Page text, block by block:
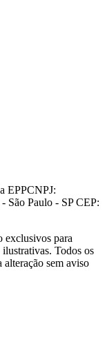
EPPCNPJ:
São Paulo - SP CEP:
exclusivos para
Todos os
alteração sem aviso